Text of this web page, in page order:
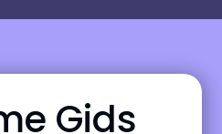
Gids